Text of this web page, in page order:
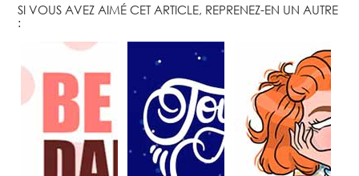
SI VOUS AVEZ AIMÉ CET ARTICLE, REPRENEZ-EN UN AUTRE
: